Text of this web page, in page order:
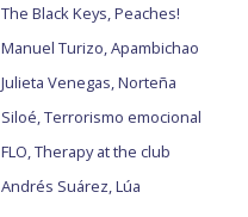
The Black Keys, Peaches!
Manuel Turizo, Apambichao
Julieta Venegas, Norteña
Siloé, Terrorismo emocional
FLO, Therapy at the club
Andrés Suárez, Lúa